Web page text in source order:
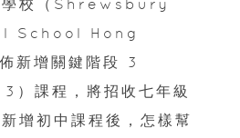
學校（Shrewsbury
School Hong
新增關鍵階段 3
）課程，將招收七年級
增初中課程後，怎樣幫